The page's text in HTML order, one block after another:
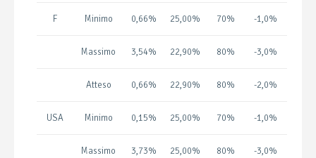
F Minimo 0,66% 25,00% 70% -1,0%
Massimo 3,54% 22,90% 80% -3,0%
Atteso 0,66% 22,90% 80% -2,0%
USA Minimo 0,15% 25,00% 70% -1,0%
Massimo 3,73% 25,00% 80% -3,0%